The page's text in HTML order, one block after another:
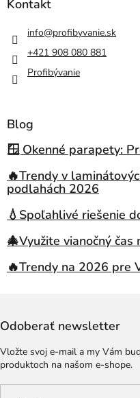
Kontakt
info@profibyvanie.sk
+421 908 080 881
Profibývanie
Blog
🪟 Okenné parapety:
🔥Trendy v
podlahách 2026
💧Spoľahlivé riešenie
🎄Využite vianočný
🔥Trendy na 2026 pre
Odoberať newsletter
Vložte svoj e-mail a my Vám
produktoch na našom e-shope.